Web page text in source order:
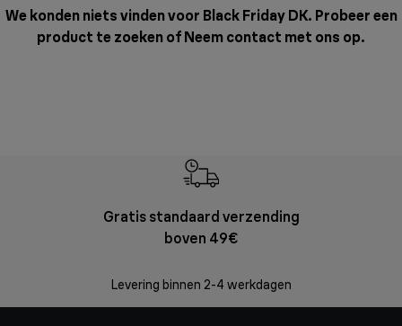
We konden niets vinden voor Black Friday DK. Probeer een
product te zoeken of Neem contact met ons op.
Gratis standaard verzending
boven 49€
Levering binnen 2-4 werkdagen